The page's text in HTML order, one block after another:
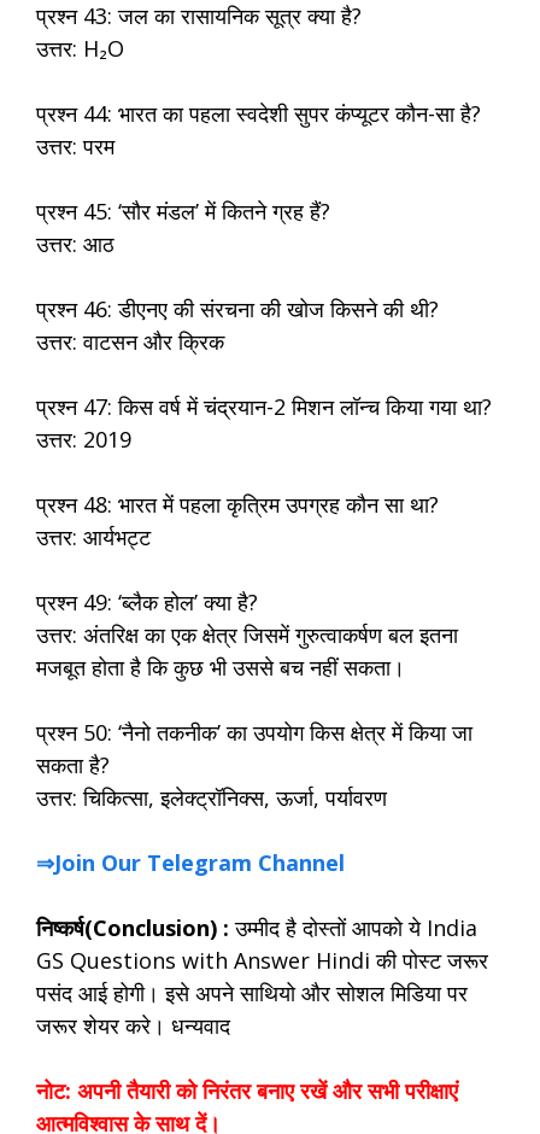
प्रश्न 43: जल का रासायनिक सूत्र क्या है?
उत्तर: H₂O
प्रश्न 44: भारत का पहला स्वदेशी सुपर कंप्यूटर कौन-सा है?
उत्तर: परम
प्रश्न 45: ‘सौर मंडल’ में कितने ग्रह हैं?
उत्तर: आठ
प्रश्न 46: डीएनए की संरचना की खोज किसने की थी?
उत्तर: वाटसन और क्रिक
प्रश्न 47: किस वर्ष में चंद्रयान-2 मिशन लॉन्च किया गया था?
उत्तर: 2019
प्रश्न 48: भारत में पहला कृत्रिम उपग्रह कौन सा था?
उत्तर: आर्यभट्ट
प्रश्न 49: ‘ब्लैक होल’ क्या है?
उत्तर: अंतरिक्ष का एक क्षेत्र जिसमें गुरुत्वाकर्षण बल इतना
मजबूत होता है कि कुछ भी उससे बच नहीं सकता।
प्रश्न 50: ‘नैनो तकनीक’ का उपयोग किस क्षेत्र में किया जा
सकता है?
उत्तर: चिकित्सा, इलेक्ट्रॉनिक्स, ऊर्जा, पर्यावरण
⇒Join Our Telegram Channel
निष्कर्ष(Conclusion) : उम्मीद है दोस्तों आपको ये India
GS Questions with Answer Hindi की पोस्ट जरूर
पसंद आई होगी। इसे अपने साथियो और सोशल मिडिया पर
जरूर शेयर करे। धन्यवाद
नोट: अपनी तैयारी को निरंतर बनाए रखें और सभी परीक्षाएं
आत्मविश्वास के साथ दें।